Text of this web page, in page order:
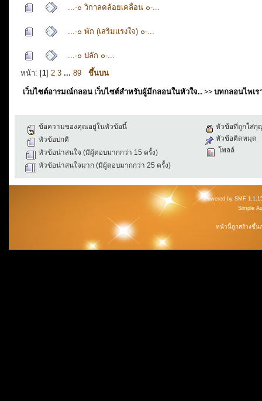
...-๐ วิกาลคล้อยเคลื่อน ๐-...
...-๐ พัก (เสริมแรงใจ) ๐-...
...-๐ ปลัก ๐-...
หน้า: [1] 2 3 ... 89 ขึ้นบน
เว็บไซต์อารมณ์กลอน เว็บไซต์สำหรับผู้มีกลอนในหัวใจ.. >>บทกลอนไพเร
ข้อความของคุณอยู่ในหัวข้อนี้
หัวข้อปกติ
หัวข้อน่าสนใจ (มีผู้ตอบมากกว่า 15 ครั้ง)
หัวข้อน่าสนใจมาก (มีผู้ตอบมากกว่า 25 ครั้ง)
หัวข้อที่ถูกใส่กุ
หัวข้อติดหมุด
โพลล์
Powered by SMF
Simple
หน้านี้ถูกสร้างขึ้น